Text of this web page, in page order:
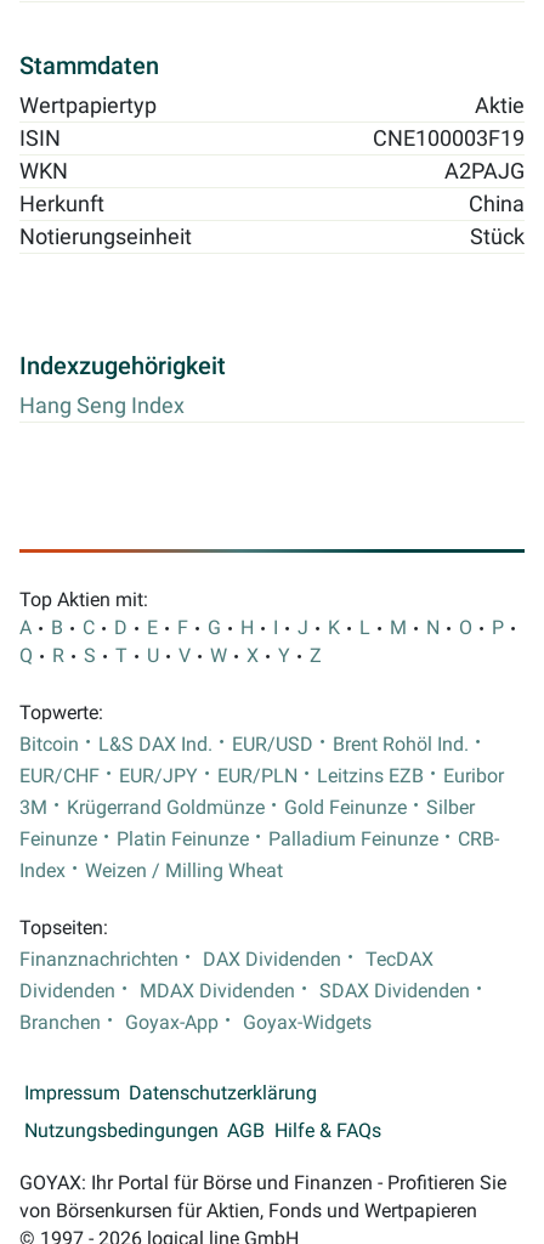
Stammdaten
Wertpapiertyp
Aktie
ISIN
CNE100003F19
WKN
A2PAJG
Herkunft
China
Notierungseinheit
Stück
Indexzugehörigkeit
Hang Seng Index
Top Aktien mit:
A
B C D E F G H I J K L M N O
P
Q
R S T U V W X Y Z
Topwerte:
Bitcoin
L&S DAX Ind. EUR/USD
Brent Rohöl Ind.
EUR/CHF
EUR/JPY EUR/PLN Leitzins EZB
Euribor
3M
Krügerrand Goldmünze Gold Feinunze
Silber
Feinunze
Platin Feinunze Palladium Feinunze
CRB-
Index
Weizen / Milling Wheat
Topseiten:
Finanznachrichten
DAX Dividenden
TecDAX
Dividenden
MDAX Dividenden
SDAX Dividenden
Branchen
Goyax-App Goyax-Widgets
Impressum Datenschutzerklärung
Nutzungsbedingungen AGB Hilfe & FAQs
GOYAX: Ihr Portal für Börse und Finanzen - Profitieren Sie
von Börsenkursen für Aktien, Fonds und Wertpapieren
© 1997 - 2026 logical line GmbH